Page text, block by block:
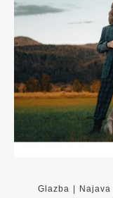
Glazba Najava